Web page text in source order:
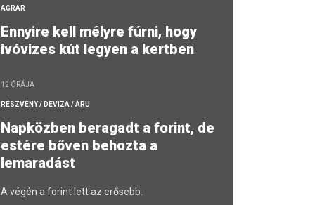
AGRÁR
Ennyire kell mélyre fúrni, hogy
ivóvizes kút legyen a kertben
12 ÓRÁJA
RÉSZVÉNY / DEVIZA / ÁRU
Napközben beragadt a forint, de
estére bőven behozta a
lemaradást
A végén a forint lett az erősebb.